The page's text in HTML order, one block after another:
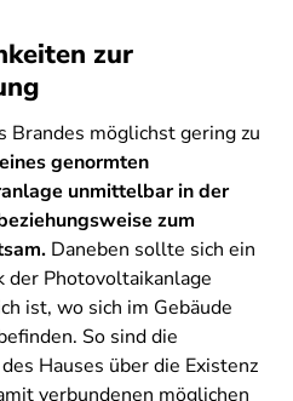
zur
Brandes möglichst gering zu
genormten
unmittelbar in der
zum
Daneben sollte sich ein
der Photovoltaikanlage
ist, wo sich im Gebäude
So sind die
Hauses über die Existenz
verbundenen möglichen